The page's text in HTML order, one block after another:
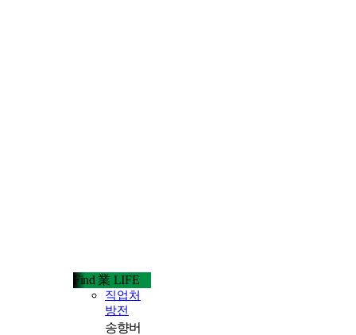
Find 業 LIFE
직업처
방전
송향버